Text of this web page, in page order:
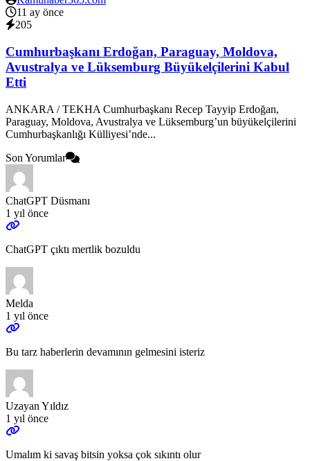
11 ay önce
205
Cumhurbaşkanı Erdoğan, Paraguay, Moldova,
Avustralya ve Lüksemburg Büyükelçilerini Kabul
Etti
ANKARA / TEKHA Cumhurbaşkanı Recep Tayyip Erdoğan,
Paraguay, Moldova, Avustralya ve Lüksemburg’un büyükelçilerini
Cumhurbaşkanlığı Külliyesi’nde...
Son Yorumlar
ChatGPT Düsmanı
1 yıl önce
ChatGPT çıktı mertlik bozuldu
Melda
1 yıl önce
Bu tarz haberlerin devamının gelmesini isteriz
Uzayan Yıldız
1 yıl önce
Umalım ki savaş bitsin yoksa çok sıkıntı olur